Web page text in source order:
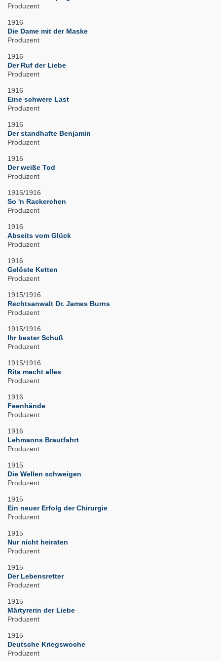
Produzent
1916
Die Dame mit der Maske
Produzent
1916
Der Ruf der Liebe
Produzent
1916
Eine schwere Last
Produzent
1916
Der standhafte Benjamin
Produzent
1916
Der weiße Tod
Produzent
1915/1916
So 'n Rackerchen
Produzent
1916
Abseits vom Glück
Produzent
1916
Gelöste Ketten
Produzent
1915/1916
Rechtsanwalt Dr. James Burns
Produzent
1915/1916
Ihr bester Schuß
Produzent
1915/1916
Rita macht alles
Produzent
1916
Feenhände
Produzent
1916
Lehmanns Brautfahrt
Produzent
1915
Die Wellen schweigen
Produzent
1915
Ein neuer Erfolg der Chirurgie
Produzent
1915
Nur nicht heiraten
Produzent
1915
Der Lebensretter
Produzent
1915
Märtyrerin der Liebe
Produzent
1915
Deutsche Kriegswoche
Produzent